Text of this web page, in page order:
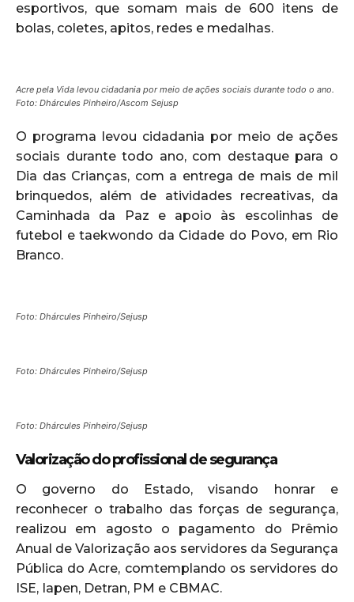
esportivos, que somam mais de 600 itens de
bolas, coletes, apitos, redes e medalhas.
Acre pela Vida levou cidadania por meio de ações sociais durante todo o ano.
Foto: Dhárcules Pinheiro/Ascom Sejusp
O programa levou cidadania por meio de ações
sociais durante todo ano, com destaque para o
Dia das Crianças, com a entrega de mais de mil
brinquedos, além de atividades recreativas, da
Caminhada da Paz e apoio às escolinhas de
futebol e taekwondo da Cidade do Povo, em Rio
Branco.
Foto: Dhárcules Pinheiro/Sejusp
Foto: Dhárcules Pinheiro/Sejusp
Foto: Dhárcules Pinheiro/Sejusp
Valorização do profissional de segurança
O governo do Estado, visando honrar e
reconhecer o trabalho das forças de segurança,
realizou em agosto o pagamento do Prêmio
Anual de Valorização aos servidores da Segurança
Pública do Acre, comtemplando os servidores do
ISE, Iapen, Detran, PM e CBMAC.